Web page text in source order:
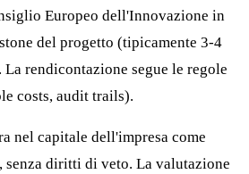
Europeo dell'Innovazione in
del progetto (tipicamente 3-4
rendicontazione segue le regole
costs, audit trails).
nel capitale dell'impresa come
senza diritti di veto. La valutazione